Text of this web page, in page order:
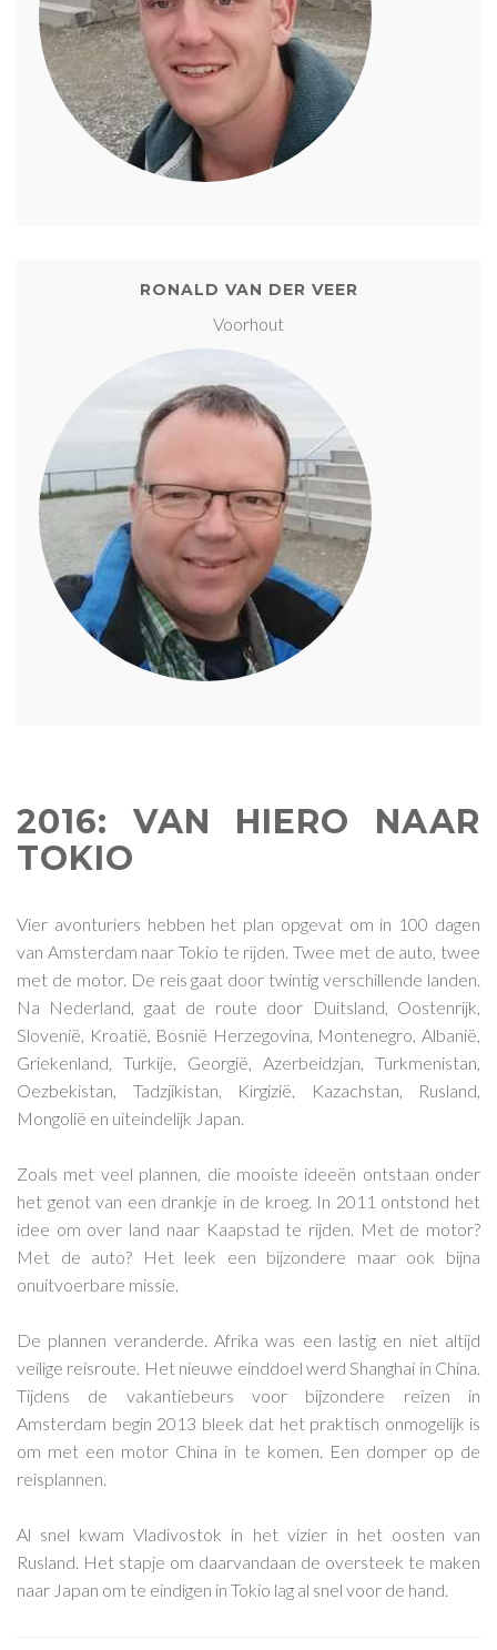
RONALD VAN DER VEER
Voorhout
2016: VAN HIERO NAAR
TOKIO
Vier avonturiers hebben het plan opgevat om in 100 dagen
van Amsterdam naar Tokio te rijden. Twee met de auto, twee
met de motor. De reis gaat door twintig verschillende landen.
Na Nederland, gaat de route door Duitsland, Oostenrijk,
Slovenië, Kroatië, Bosnië Herzegovina, Montenegro, Albanië,
Griekenland, Turkije, Georgië, Azerbeidzjan, Turkmenistan,
Oezbekistan, Tadzjikistan, Kirgizië, Kazachstan, Rusland,
Mongolië en uiteindelijk Japan.
Zoals met veel plannen, die mooiste ideeën ontstaan onder
het genot van een drankje in de kroeg. In 2011 ontstond het
idee om over land naar Kaapstad te rijden. Met de motor?
Met de auto? Het leek een bijzondere maar ook bijna
onuitvoerbare missie.
De plannen veranderde. Afrika was een lastig en niet altijd
veilige reisroute. Het nieuwe einddoel werd Shanghai in China.
Tijdens de vakantiebeurs voor bijzondere reizen in
Amsterdam begin 2013 bleek dat het praktisch onmogelijk is
om met een motor China in te komen. Een domper op de
reisplannen.
Al snel kwam Vladivostok in het vizier in het oosten van
Rusland. Het stapje om daarvandaan de oversteek te maken
naar Japan om te eindigen in Tokio lag al snel voor de hand.